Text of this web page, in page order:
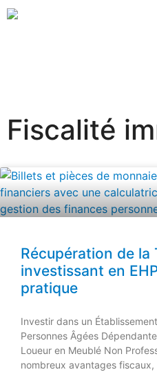
Fiscalité
Récupération de la
investissant en
pratique
Investir dans un
Personnes Âgées
Loueur en Meublé Non
nombreux avantages fiscaux,